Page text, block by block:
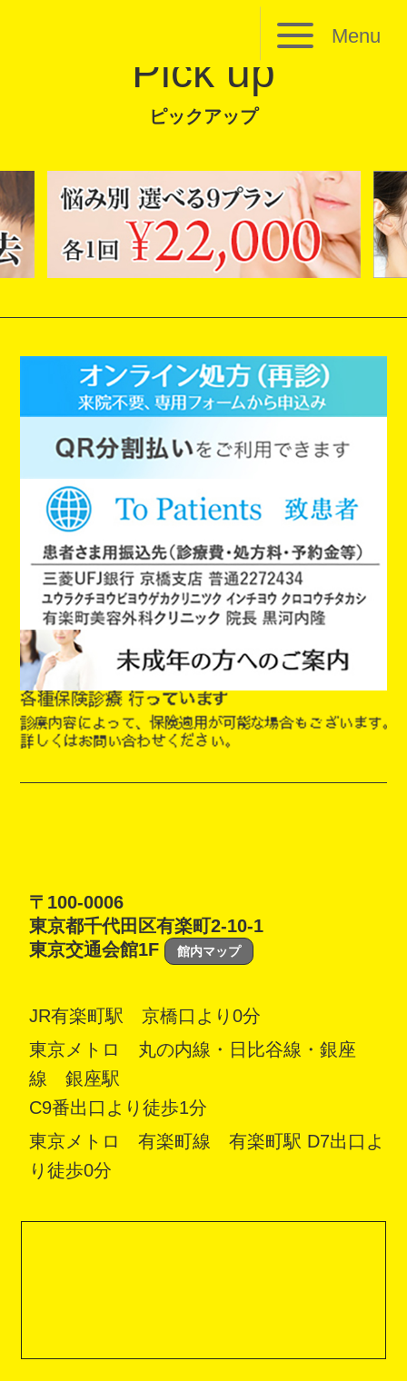
Menu
Pick up
ピックアップ
〒100-0006
東京都千代田区有楽町2-10-1
東京交通会館1F
館内マップ
JR有楽町駅 京橋口より0分
東京メトロ 丸の内線・日比谷線・銀座
線 銀座駅
C9番出口より徒歩1分
東京メトロ 有楽町線 有楽町駅 D7出口よ
り徒歩0分